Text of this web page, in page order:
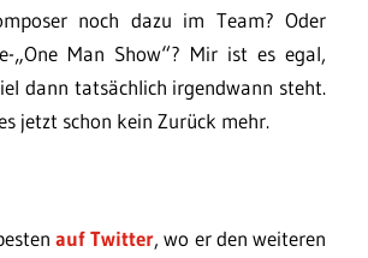
noch dazu im Team? Oder
„One Man Show“? Mir ist es egal,
dann tatsächlich irgendwann steht.
jetzt schon kein Zurück mehr.
auf Twitter, wo er den weiteren